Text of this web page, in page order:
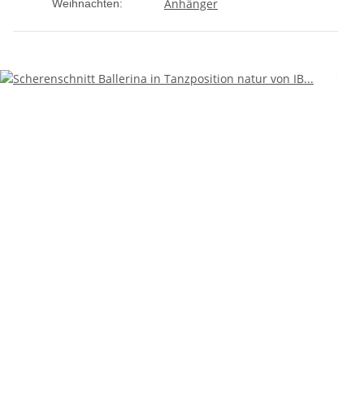
Weihnachten: Anhänger